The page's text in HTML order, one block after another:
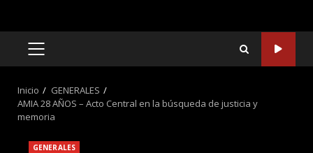
MENÚ
Inicio
GENERALES
AMIA 28 AÑOS – Acto Central en la búsqueda de justicia y
memoria
GENERALES